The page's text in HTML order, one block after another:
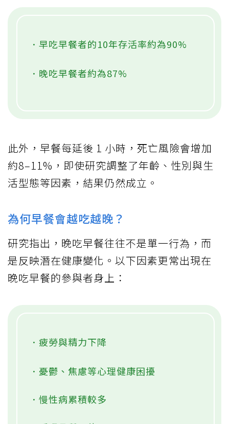
．早吃早餐者的10年存活率約為90%
．晚吃早餐者約為87%
此外，早餐每延後 1 小時，死亡風險會增加
約8–11%，即使研究調整了年齡、性別與生
活型態等因素，結果仍然成立。
為何早餐會越吃越晚？
研究指出，晚吃早餐往往不是單一行為，而
是反映潛在健康變化。以下因素更常出現在
晚吃早餐的參與者身上：
．疲勞與精力下降
．憂鬱、焦慮等心理健康困擾
．慢性病累積較多